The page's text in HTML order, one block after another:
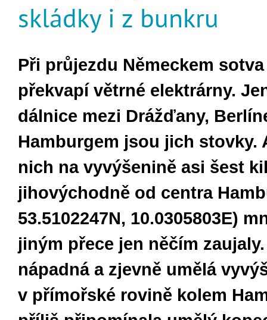
skládky i z bunkru
Při průjezdu Německem
překvapí větrné elektrárny.
dálnice mezi Drážďany,
Hamburgem jsou jich stovky.
nich na vyvýšenině asi šest
jihovýchodně od centra
53.5102247N, 10.0305803E)
jiným přece jen něčím zaujaly.
nápadná a zjevně umělá
v přímořské rovině kolem